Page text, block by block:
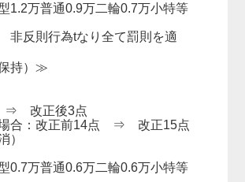
1.2万普通0.9万二輪0.7万小特等
反則行為tなり全て罰則を適
持）≫
⇒ 改正後3点
場合：改正前14点 ⇒ 改正15点
）
0.7万普通0.6万二輪0.6万小特等